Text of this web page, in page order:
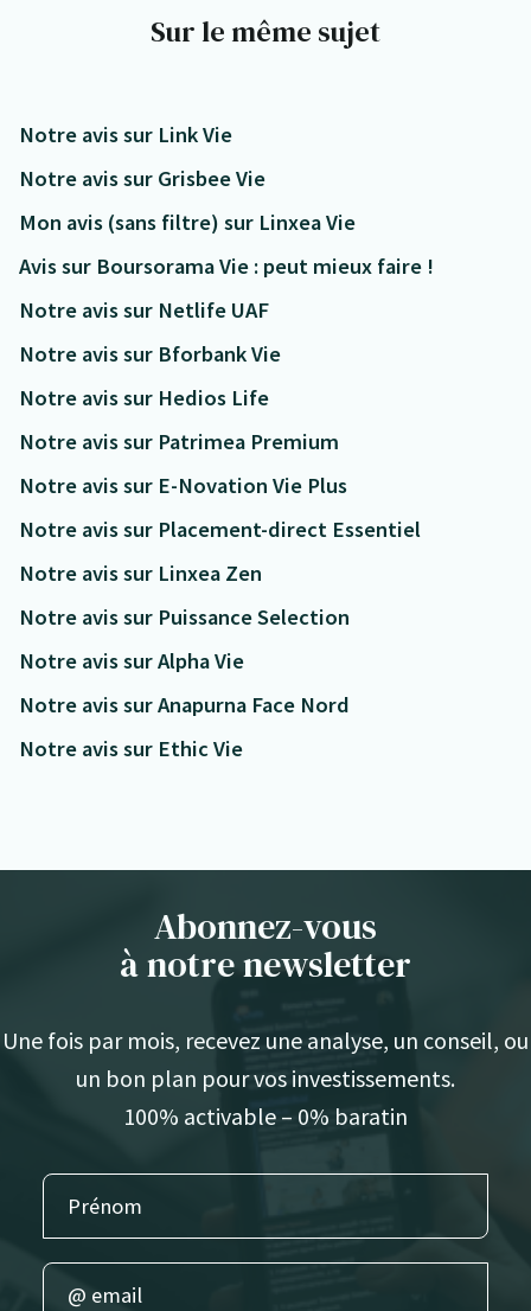
Sur le même sujet
Notre avis sur Link Vie
Notre avis sur Grisbee Vie
Mon avis (sans filtre) sur Linxea Vie
Avis sur Boursorama Vie : peut mieux faire !
Notre avis sur Netlife UAF
Notre avis sur Bforbank Vie
Notre avis sur Hedios Life
Notre avis sur Patrimea Premium
Notre avis sur E-Novation Vie Plus
Notre avis sur Placement-direct Essentiel
Notre avis sur Linxea Zen
Notre avis sur Puissance Selection
Notre avis sur Alpha Vie
Notre avis sur Anapurna Face Nord
Notre avis sur Ethic Vie
Abonnez-vous
à notre newsletter
Une fois par mois, recevez une analyse, un conseil, ou
un bon plan pour vos investissements.
100% activable – 0% baratin